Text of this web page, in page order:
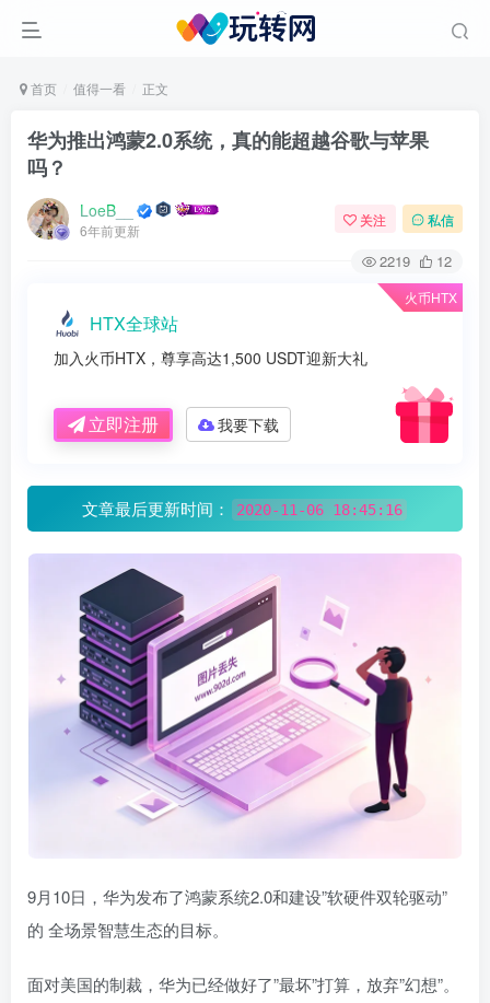
首页 值得一看 正文
华为推出鸿蒙2.0系统，真的能超越谷歌与苹果
吗？
LoeB__
6年前更新
关注 私信
2219 12
火币HTX
HTX全球站
加入火币HTX，尊享高达1,500 USDT迎新大礼
立即注册 我要下载
文章最后更新时间： 2020-11-06 18:45:16
9月10日，华为发布了鸿蒙系统2.0和建设”软硬件双轮驱动”
的 全场景智慧生态的目标。
面对美国的制裁，华为已经做好了”最坏”打算，放弃”幻想”。